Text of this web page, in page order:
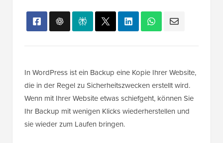
In WordPress ist ein Backup eine Kopie Ihrer Website,
die in der Regel zu Sicherheitszwecken erstellt wird.
Wenn mit Ihrer Website etwas schiefgeht, können Sie
Ihr Backup mit wenigen Klicks wiederherstellen und
sie wieder zum Laufen bringen.